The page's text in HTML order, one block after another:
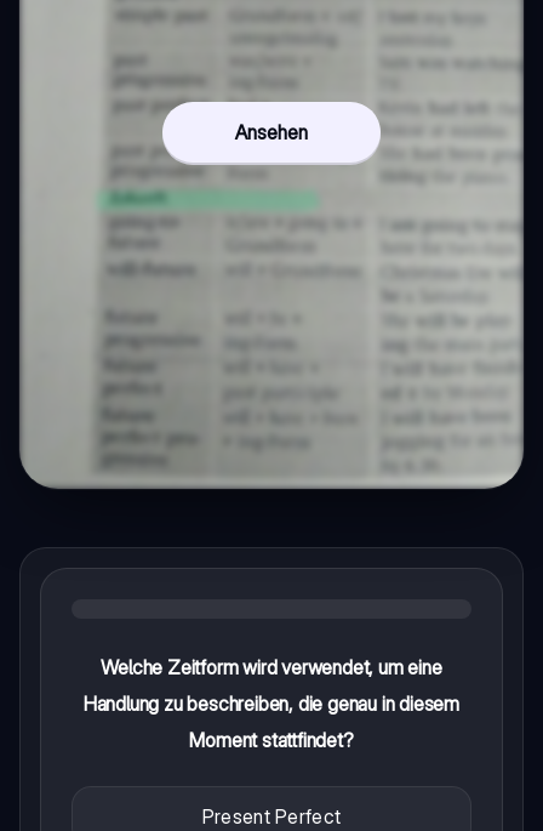
Ansehen
Welche Zeitform wird verwendet, um eine
Handlung zu beschreiben, die genau in diesem
Moment stattfindet?
Present Perfect